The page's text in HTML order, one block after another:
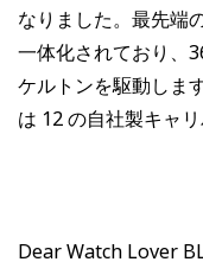
なりました。最先端
一体化されており、
ケルトンを駆動しま
は 12 の自社製キャ
Dear Watch Lover